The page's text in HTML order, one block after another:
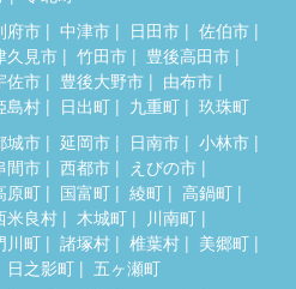
府市 中津市 日田市
佐伯市
久見市 竹田市
豊後高田市
佐市 豊後大野市
由布市
島村 日出町 九重町 玖珠町
城市 延岡市 日南市
小林市
間市 西都市
えびの市
原町 国富町 綾町
高鍋町
米良村 木城町
川南町
川町 諸塚村 椎葉村
美郷町
日之影町 五ヶ瀬町